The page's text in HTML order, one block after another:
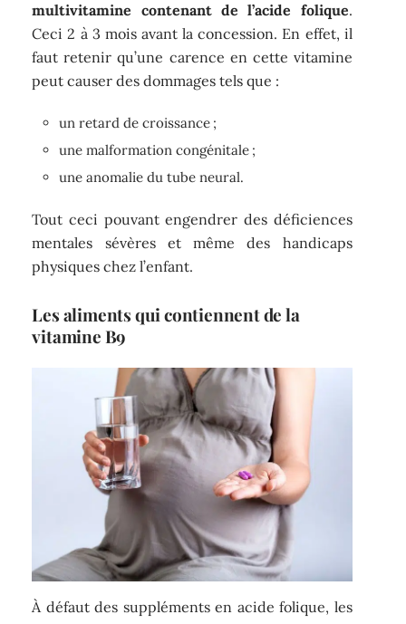
multivitamine contenant de l’acide folique.
Ceci 2 à 3 mois avant la concession. En effet, il
faut retenir qu’une carence en cette vitamine
peut causer des dommages tels que :
un retard de croissance ;
une malformation congénitale ;
une anomalie du tube neural.
Tout ceci pouvant engendrer des déficiences
mentales sévères et même des handicaps
physiques chez l’enfant.
Les aliments qui contiennent de la
vitamine B9
À défaut des suppléments en acide folique, les